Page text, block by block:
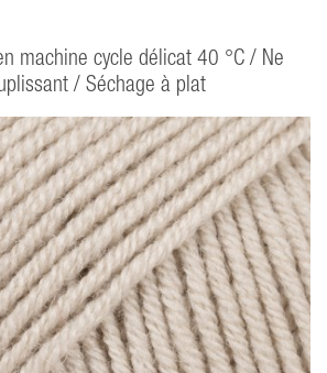
machine cycle délicat 40 °C / Ne
/ Séchage à plat